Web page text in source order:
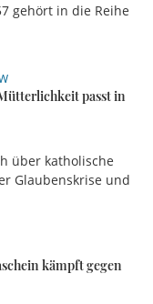
gehört in die Reihe
passt in
über katholische
Glaubenskrise und
kämpft gegen